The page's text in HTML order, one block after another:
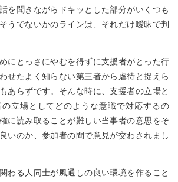
を聞きながらドキッとした部分がいくつも
うでないかのラインは、それだけ曖昧で判
にとっさにやむを得ずに支援者がとった行
せたよく知らない第三者から虐待と捉えら
あらずです。そんな時に、支援者の立場と
の立場としてどのような意識で対応するの
に読み取ることが難しい当事者の意思をそ
いのか、参加者の間で意見が交わされまし
わる人同士が風通しの良い環境を作ること